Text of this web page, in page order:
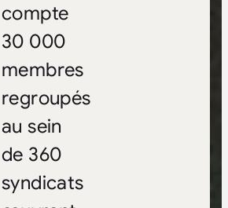
compte
30 000
membres
regroupés
au sein
de 360
syndicats